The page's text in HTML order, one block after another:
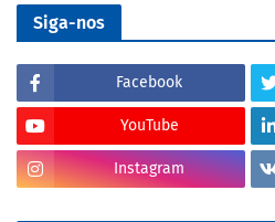
Siga-nos
Facebook
YouTube
Instagram